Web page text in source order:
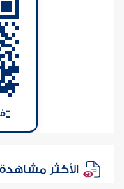
الأكثر مشاهدة